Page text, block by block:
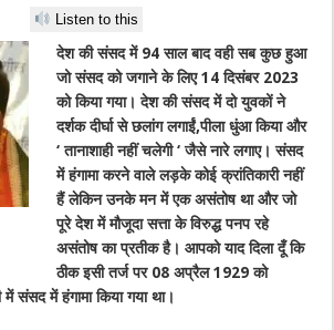
Listen to this
देश की संसद में 94 साल बाद वही सब कुछ हुआ
जो संसद को जगाने के लिए 14 दिसंबर 2023
को किया गया। देश की संसद में दो युवकों ने
दर्शक दीर्घा से छलांग लगाईं,पीला धुंआ किया और
‘ तानाशाही नहीं चलेगी ‘ जैसे नारे लगाए। संसद
में हंगामा करने वाले लड़के कोई क्रांतिकारी नहीं
हैं लेकिन उनके मन में एक असंतोष था और जो
पूरे देश में मौजूदा सत्ता के विरुद्ध पनप रहे
असंतोष का प्रतीक है। आपको याद दिला दूँ कि
ठीक इसी तर्ज पर 08 अप्रैल 1929 को
संसद में हंगामा किया गया था।